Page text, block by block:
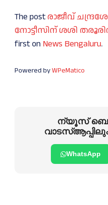
The postരാജീവ്
നോട്ടീസിന് ശശി
first on News Bengaluru.
Powered byWPeMatico
ന്യൂസ്
വാടസ്ആപ്പിലും
WhatsApp